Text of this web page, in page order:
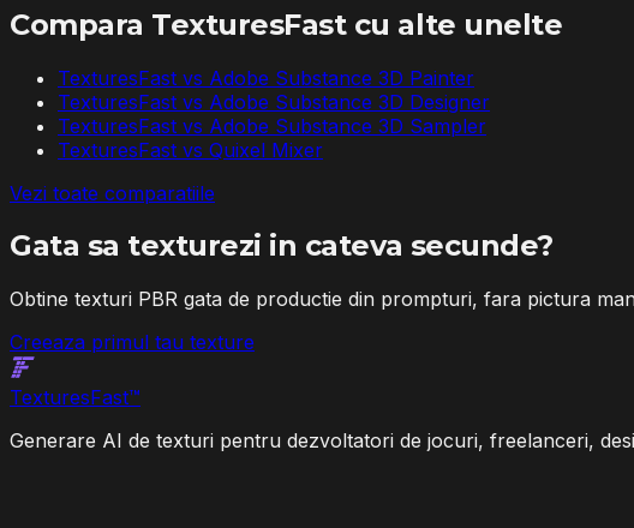
Compara TexturesFast cu alte unelte
TexturesFast vs Adobe Substance 3D Painter
TexturesFast vs Adobe Substance 3D Designer
TexturesFast vs Adobe Substance 3D Sampler
TexturesFast vs Quixel Mixer
Vezi toate comparatiile
Gata sa texturezi in cateva secunde?
Obtine texturi PBR gata de productie din prompturi, fara pictura
Creeaza primul tau texture
TexturesFast™
Generare AI de texturi pentru dezvoltatori de jocuri, freelanceri,